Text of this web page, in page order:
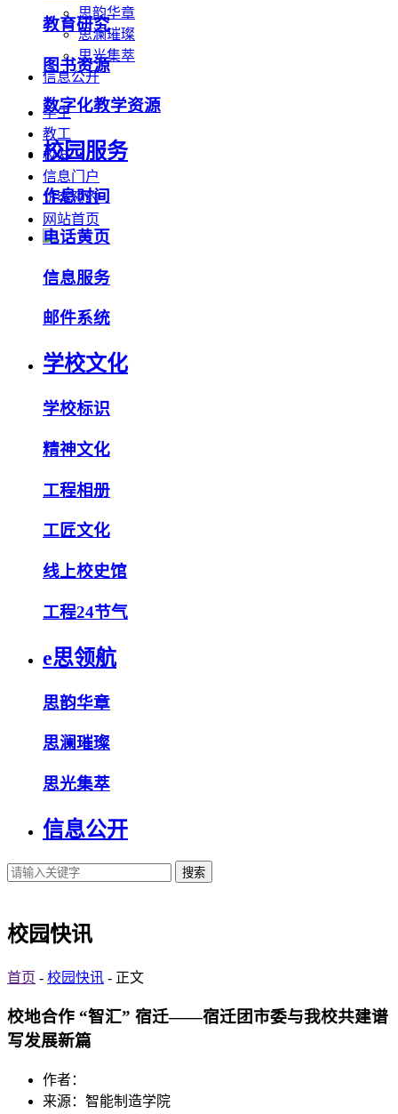
思韵华章
思澜璀璨
思光集萃
信息公开
学生
教工
校友
信息门户
访客预约
网站首页
教育研究
图书资源
数字化教学资源
校园服务
作息时间
电话黄页
信息服务
邮件系统
学校文化
学校标识
精神文化
工程相册
工匠文化
线上校史馆
工程24节气
e思领航
思韵华章
思澜璀璨
思光集萃
信息公开
搜索
校园快讯
首页 - 校园快讯 - 正文
校地合作 “智汇” 宿迁——宿迁团市委与我校共建谱
写发展新篇
作者：
来源：智能制造学院